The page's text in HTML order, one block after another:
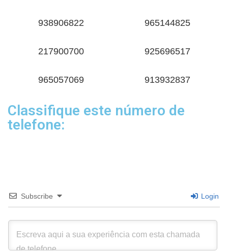
938906822 965144825
217900700 925696517
965057069 913932837
Classifique este número de
telefone:
Subscribe Login